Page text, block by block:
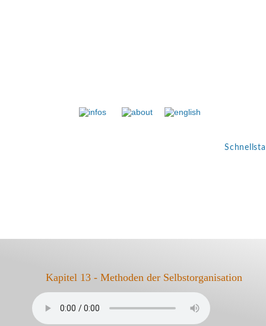
Kapitel 13 - Methoden der Selbstorganisation